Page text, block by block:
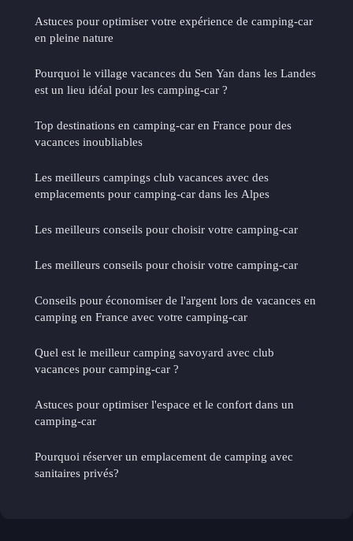
Astuces pour optimiser votre expérience de camping-car
en pleine nature
Pourquoi le village vacances du Sen Yan dans les Landes
est un lieu idéal pour les camping-car ?
Top destinations en camping-car en France pour des
vacances inoubliables
Les meilleurs campings club vacances avec des
emplacements pour camping-car dans les Alpes
Les meilleurs conseils pour choisir votre camping-car
Les meilleurs conseils pour choisir votre camping-car
Conseils pour économiser de l'argent lors de vacances en
camping en France avec votre camping-car
Quel est le meilleur camping savoyard avec club
vacances pour camping-car ?
Astuces pour optimiser l'espace et le confort dans un
camping-car
Pourquoi réserver un emplacement de camping avec
sanitaires privés?